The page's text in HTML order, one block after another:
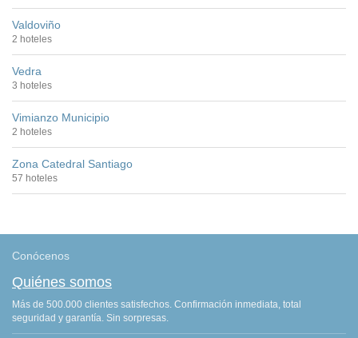
Valdoviño
2 hoteles
Vedra
3 hoteles
Vimianzo Municipio
2 hoteles
Zona Catedral Santiago
57 hoteles
Conócenos
Quiénes somos
Más de 500.000 clientes satisfechos. Confirmación inmediata, total
seguridad y garantía. Sin sorpresas.